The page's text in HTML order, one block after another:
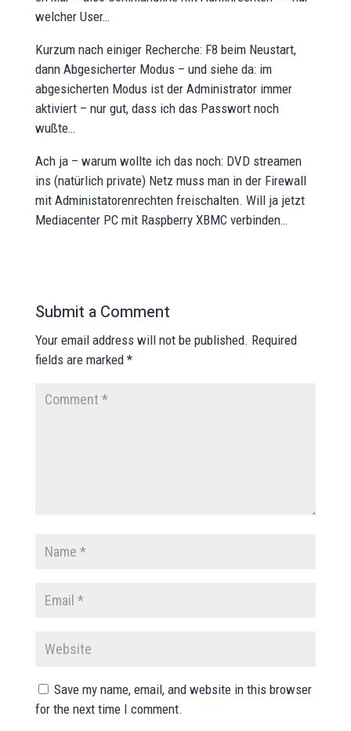
welcher User…
Kurzum nach einiger Recherche: F8 beim Neustart,
dann Abgesicherter Modus – und siehe da: im
abgesicherten Modus ist der Administrator immer
aktiviert – nur gut, dass ich das Passwort noch
wußte…
Ach ja – warum wollte ich das noch: DVD streamen
ins (natürlich private) Netz muss man in der Firewall
mit Administatorenrechten freischalten. Will ja jetzt
Mediacenter PC mit Raspberry XBMC verbinden…
Submit a Comment
Your email address will not be published. Required
fields are marked *
Save my name, email, and website in this browser
for the next time I comment.